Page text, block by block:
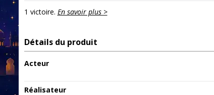
1 victoire. En savoir plus >
Détails du produit
Acteur
Réalisateur